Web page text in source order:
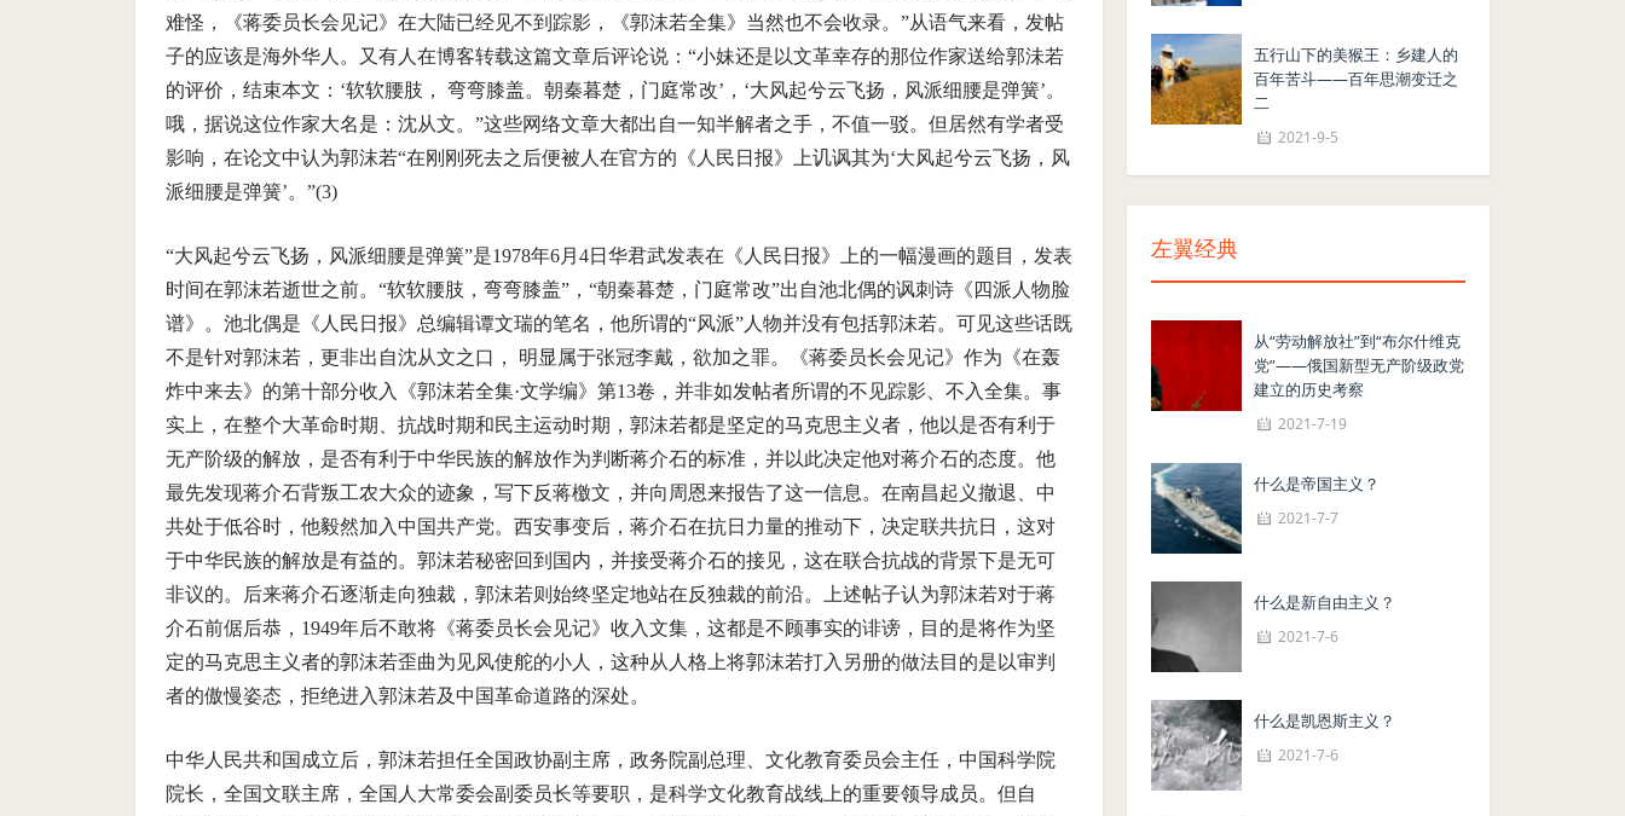
难怪，《蒋委员长会见记》在大陆已经见不到踪影，《郭沫若全集》当然也不会收录。”从语气来看，发帖
子的应该是海外华人。又有人在博客转载这篇文章后评论说：“小妹还是以文革幸存的那位作家送给郭沬若
的评价，结束本文：‘软软腰肢， 弯弯膝盖。朝秦暮楚，门庭常改’，‘大风起兮云飞扬，风派细腰是弹簧’。
哦，据说这位作家大名是：沈从文。”这些网络文章大都出自一知半解者之手，不值一驳。但居然有学者受
影响，在论文中认为郭沫若“在刚刚死去之后便被人在官方的《人民日报》上讥讽其为‘大风起兮云飞扬，风
派细腰是弹簧’。”(3)
“大风起兮云飞扬，风派细腰是弹簧”是1978年6月4日华君武发表在《人民日报》上的一幅漫画的题目，发表
时间在郭沫若逝世之前。“软软腰肢，弯弯膝盖”，“朝秦暮楚，门庭常改”出自池北偶的讽刺诗《四派人物脸
谱》。池北偶是《人民日报》总编辑谭文瑞的笔名，他所谓的“风派”人物并没有包括郭沫若。可见这些话既
不是针对郭沫若，更非出自沈从文之口， 明显属于张冠李戴，欲加之罪。《蒋委员长会见记》作为《在轰
炸中来去》的第十部分收入《郭沫若全集·文学编》第13卷，并非如发帖者所谓的不见踪影、不入全集。事
实上，在整个大革命时期、抗战时期和民主运动时期，郭沫若都是坚定的马克思主义者，他以是否有利于
无产阶级的解放，是否有利于中华民族的解放作为判断蒋介石的标准，并以此决定他对蒋介石的态度。他
最先发现蒋介石背叛工农大众的迹象，写下反蒋檄文，并向周恩来报告了这一信息。在南昌起义撤退、中
共处于低谷时，他毅然加入中国共产党。西安事变后，蒋介石在抗日力量的推动下，决定联共抗日，这对
于中华民族的解放是有益的。郭沫若秘密回到国内，并接受蒋介石的接见，这在联合抗战的背景下是无可
非议的。后来蒋介石逐渐走向独裁，郭沫若则始终坚定地站在反独裁的前沿。上述帖子认为郭沫若对于蒋
介石前倨后恭，1949年后不敢将《蒋委员长会见记》收入文集，这都是不顾事实的诽谤，目的是将作为坚
定的马克思主义者的郭沫若歪曲为见风使舵的小人，这种从人格上将郭沫若打入另册的做法目的是以审判
者的傲慢姿态，拒绝进入郭沫若及中国革命道路的深处。
中华人民共和国成立后，郭沫若担任全国政协副主席，政务院副总理、文化教育委员会主任，中国科学院
院长，全国文联主席，全国人大常委会副委员长等要职，是科学文化教育战线上的重要领导成员。但自
五行山下的美猴王：乡建人的
百年苦斗——百年思潮变迁之
二
2021-9-5
左翼经典
从“劳动解放社”到“布尔什维克
党”——俄国新型无产阶级政党
建立的历史考察
2021-7-19
什么是帝国主义？
2021-7-7
什么是新自由主义？
2021-7-6
什么是凯恩斯主义？
2021-7-6